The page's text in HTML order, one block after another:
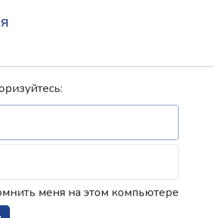
меня на этом компьютере